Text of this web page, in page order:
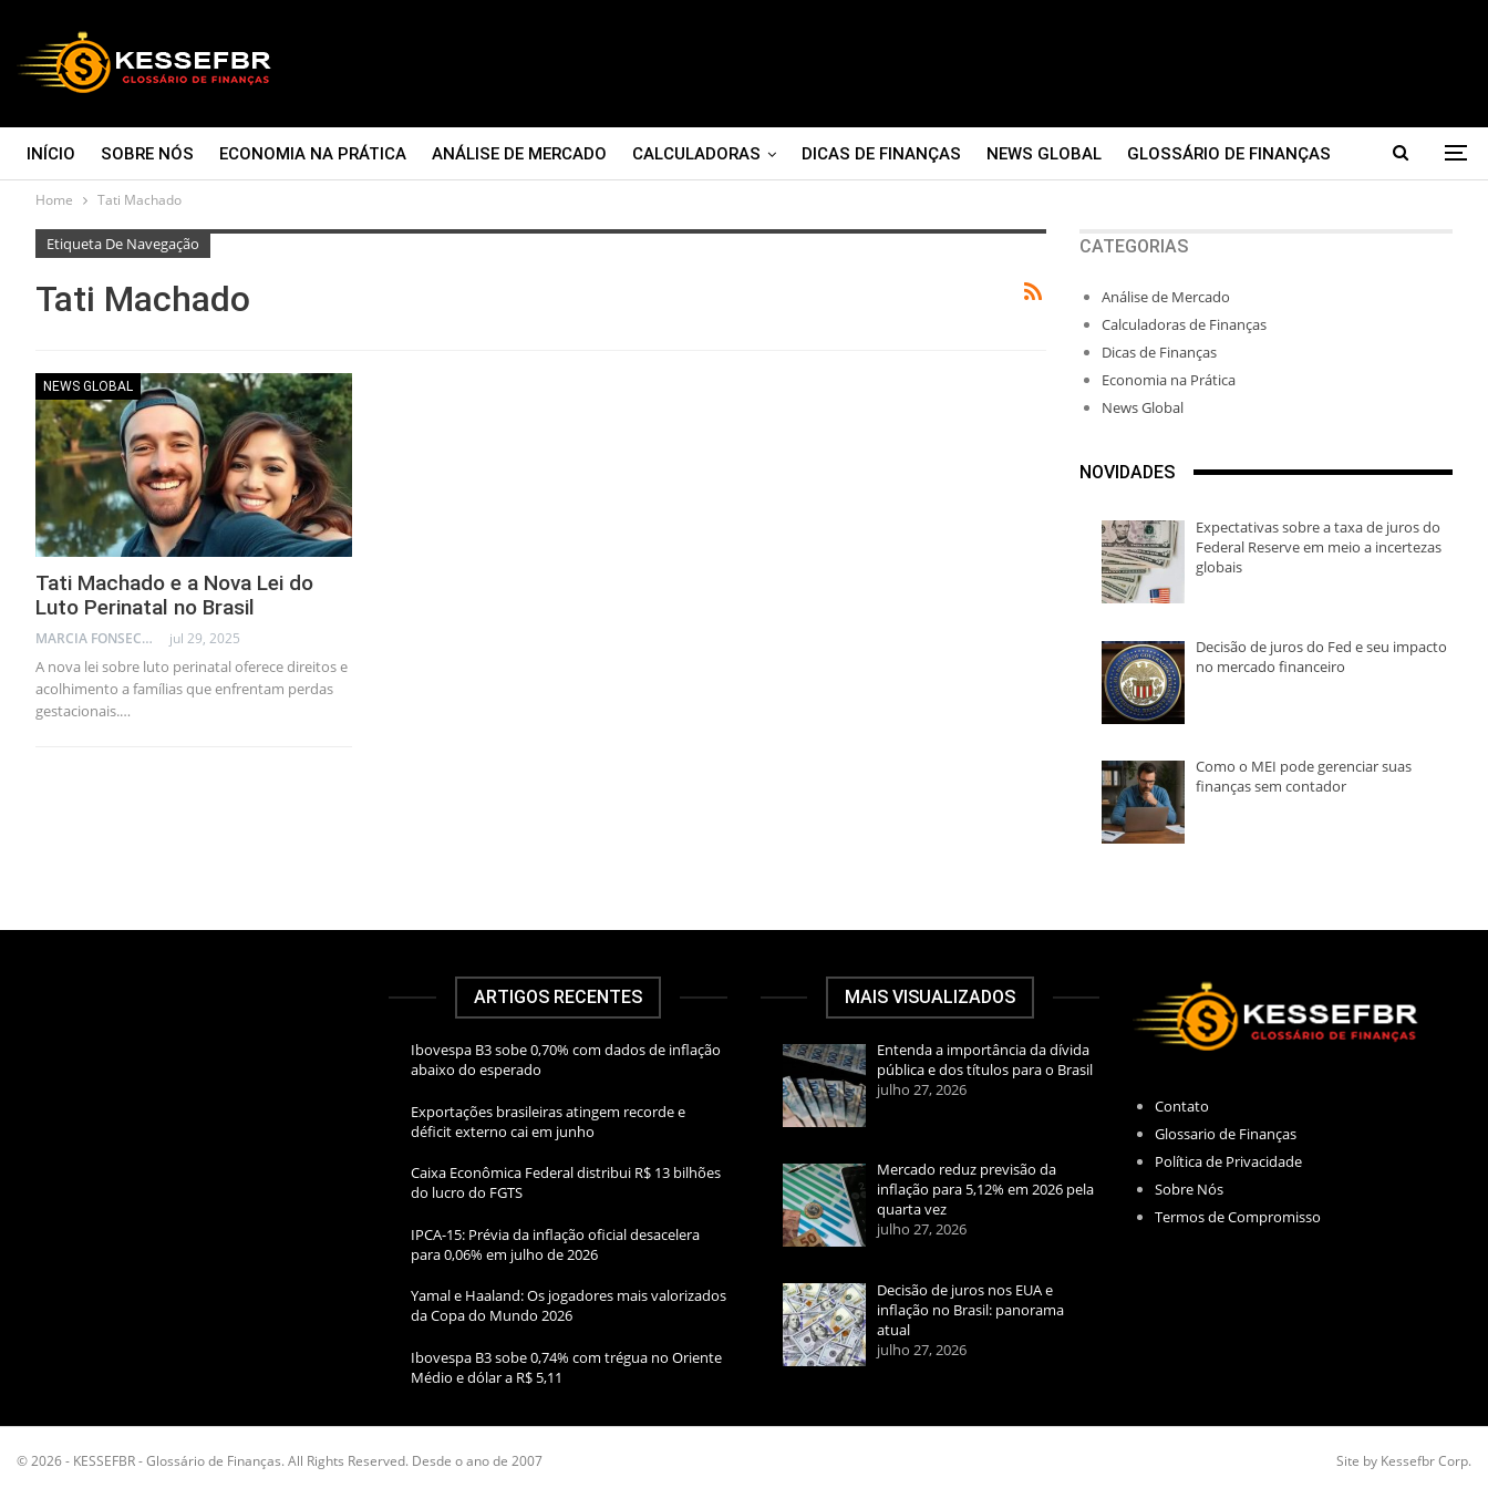
INÍCIO SOBRE NÓS ECONOMIA NA PRÁTICA ANÁLISE DE MERCADO CALCULADORAS DICAS DE FINANÇAS NEWS GLOBAL GLOSSÁRIO DE FINANÇAS
CONTATO
Home Tati Machado
Etiqueta De Navegação
Tati Machado
NEWS GLOBAL
Tati Machado e a Nova Lei do
Luto Perinatal no Brasil
MARCIA FONSECA - FINANCIAL CONSULTANT jul 29, 2025
A nova lei sobre luto perinatal oferece direitos e
acolhimento a famílias que enfrentam perdas
gestacionais.…
CATEGORIAS
Análise de Mercado
Calculadoras de Finanças
Dicas de Finanças
Economia na Prática
News Global
NOVIDADES
Expectativas sobre a taxa de juros do
Federal Reserve em meio a incertezas
globais
Decisão de juros do Fed e seu impacto
no mercado financeiro
Como o MEI pode gerenciar suas
finanças sem contador
ARTIGOS RECENTES
Ibovespa B3 sobe 0,70% com dados de inflação
abaixo do esperado
Exportações brasileiras atingem recorde e
déficit externo cai em junho
Caixa Econômica Federal distribui R$ 13 bilhões
do lucro do FGTS
IPCA-15: Prévia da inflação oficial desacelera
para 0,06% em julho de 2026
Yamal e Haaland: Os jogadores mais valorizados
da Copa do Mundo 2026
Ibovespa B3 sobe 0,74% com trégua no Oriente
Médio e dólar a R$ 5,11
MAIS VISUALIZADOS
Entenda a importância da dívida
pública e dos títulos para o Brasil
julho 27, 2026
Mercado reduz previsão da
inflação para 5,12% em 2026 pela
quarta vez
julho 27, 2026
Decisão de juros nos EUA e
inflação no Brasil: panorama
atual
julho 27, 2026
Contato
Glossario de Finanças
Política de Privacidade
Sobre Nós
Termos de Compromisso
© 2026 - KESSEFBR - Glossário de Finanças. All Rights Reserved. Desde o ano de 2007 Site by Kessefbr Corp.